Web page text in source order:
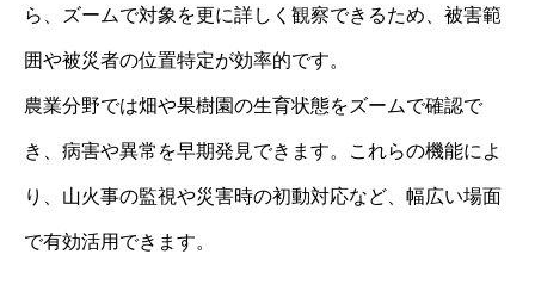
ら、ズームで対象を更に詳しく観察できるため、被害範
囲や被災者の位置特定が効率的です。
農業分野では畑や果樹園の生育状態をズームで確認で
き、病害や異常を早期発見できます。これらの機能によ
り、山火事の監視や災害時の初動対応など、幅広い場面
で有効活用できます。